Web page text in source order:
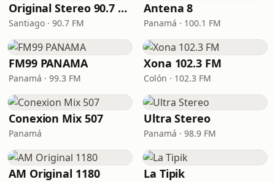
Original Stereo 90.7 FM
Santiago · 90.7 FM
Antena 8
Panamá · 100.1 FM
FM99 PANAMA
Panamá · 99.3 FM
Xona 102.3 FM
Colón · 102.3 FM
Conexion Mix 507
Panamá
Ultra Stereo
Panamá · 98.9 FM
AM Original 1180 La Tipik